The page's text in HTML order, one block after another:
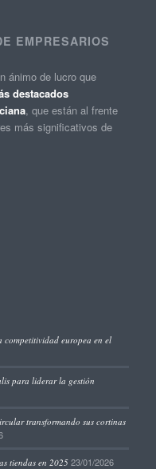
EMPRESARIOS
ánimo de lucro que
destacados
, que están al frente
más significativos de
europea en el
para liderar la gestión
transformando sus cortinas
tiendas en 2025 23/01/2026